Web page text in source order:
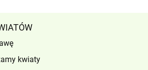
kwiaty